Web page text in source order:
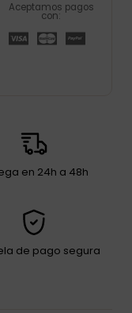
Aceptamos pagos
con:
en 24h a 48h
de pago segura